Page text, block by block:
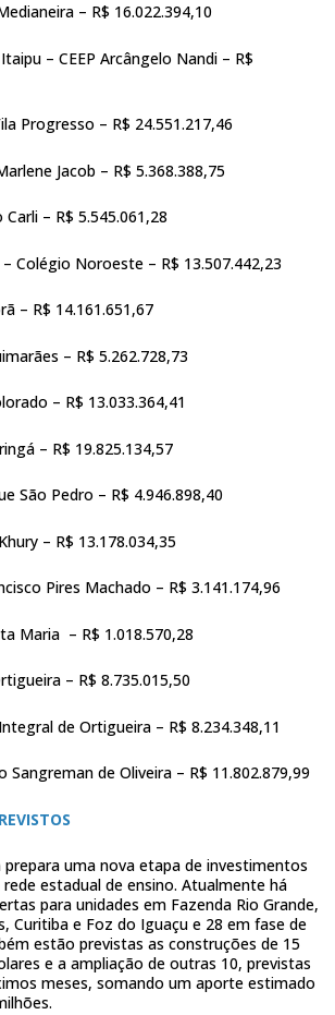
– R$ 16.022.394,10
– CEEP Arcângelo Nandi – R$
Progresso – R$ 24.551.217,46
Jacob – R$ 5.368.388,75
– R$ 5.545.061,28
Colégio Noroeste – R$ 13.507.442,23
– R$ 14.161.651,67
– R$ 5.262.728,73
– R$ 13.033.364,41
– R$ 19.825.134,57
São Pedro – R$ 4.946.898,40
– R$ 13.178.034,35
Pires Machado – R$ 3.141.174,96
Maria – R$ 1.018.570,28
– R$ 8.735.015,50
de Ortigueira – R$ 8.234.348,11
Sangreman de Oliveira – R$ 11.802.879,99
uma nova etapa de investimentos
estadual de ensino. Atualmente há
para unidades em Fazenda Rio Grande,
Curitiba e Foz do Iguaçu e 28 em fase de
estão previstas as construções de 15
e a ampliação de outras 10, previstas
meses, somando um aporte estimado